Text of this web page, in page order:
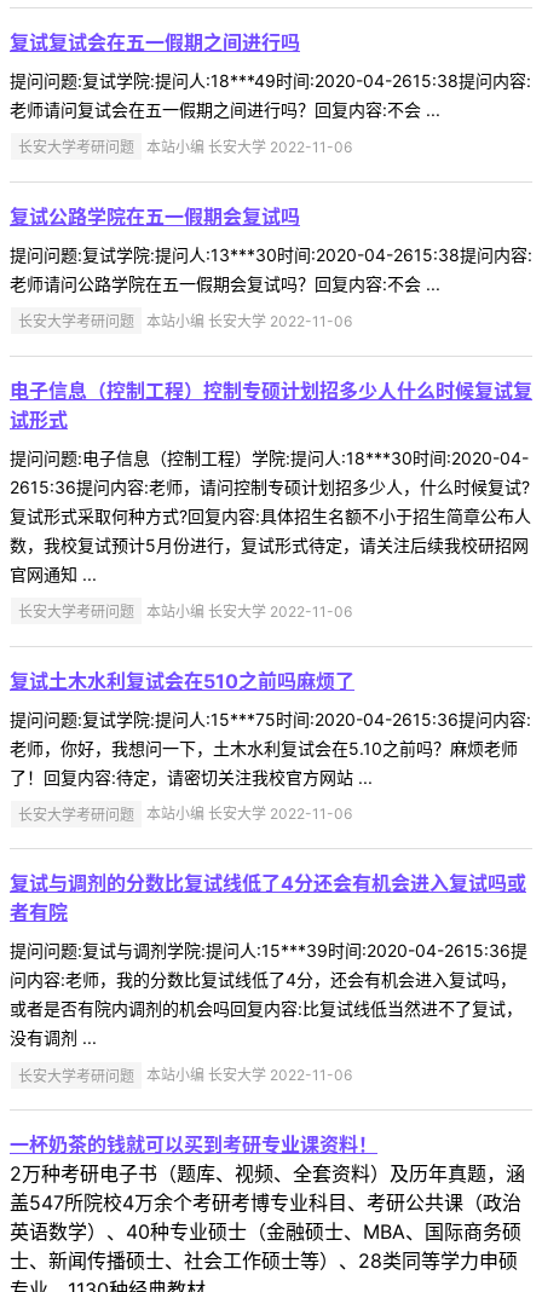
复试复试会在五一假期之间进行吗
提问问题:复试学院:提问人:18***49时间:2020-04-2615:38提问内容:
老师请问复试会在五一假期之间进行吗？回复内容:不会 ...
长安大学考研问题 本站小编 长安大学 2022-11-06
复试公路学院在五一假期会复试吗
提问问题:复试学院:提问人:13***30时间:2020-04-2615:38提问内容:
老师请问公路学院在五一假期会复试吗？回复内容:不会 ...
长安大学考研问题 本站小编 长安大学 2022-11-06
电子信息（控制工程）控制专硕计划招多少人什么时候复试复
试形式
提问问题:电子信息（控制工程）学院:提问人:18***30时间:2020-04-
2615:36提问内容:老师，请问控制专硕计划招多少人，什么时候复试?
复试形式采取何种方式?回复内容:具体招生名额不小于招生简章公布人
数，我校复试预计5月份进行，复试形式待定，请关注后续我校研招网
官网通知 ...
长安大学考研问题 本站小编 长安大学 2022-11-06
复试土木水利复试会在510之前吗麻烦了
提问问题:复试学院:提问人:15***75时间:2020-04-2615:36提问内容:
老师，你好，我想问一下，土木水利复试会在5.10之前吗？麻烦老师
了！回复内容:待定，请密切关注我校官方网站 ...
长安大学考研问题 本站小编 长安大学 2022-11-06
复试与调剂的分数比复试线低了4分还会有机会进入复试吗或
者有院
提问问题:复试与调剂学院:提问人:15***39时间:2020-04-2615:36提
问内容:老师，我的分数比复试线低了4分，还会有机会进入复试吗，
或者是否有院内调剂的机会吗回复内容:比复试线低当然进不了复试，
没有调剂 ...
长安大学考研问题 本站小编 长安大学 2022-11-06
一杯奶茶的钱就可以买到考研专业课资料！
2万种考研电子书（题库、视频、全套资料）及历年真题，涵
盖547所院校4万余个考研考博专业科目、考研公共课（政治
英语数学）、40种专业硕士（金融硕士、MBA、国际商务硕
士、新闻传播硕士、社会工作硕士等）、28类同等学力申硕